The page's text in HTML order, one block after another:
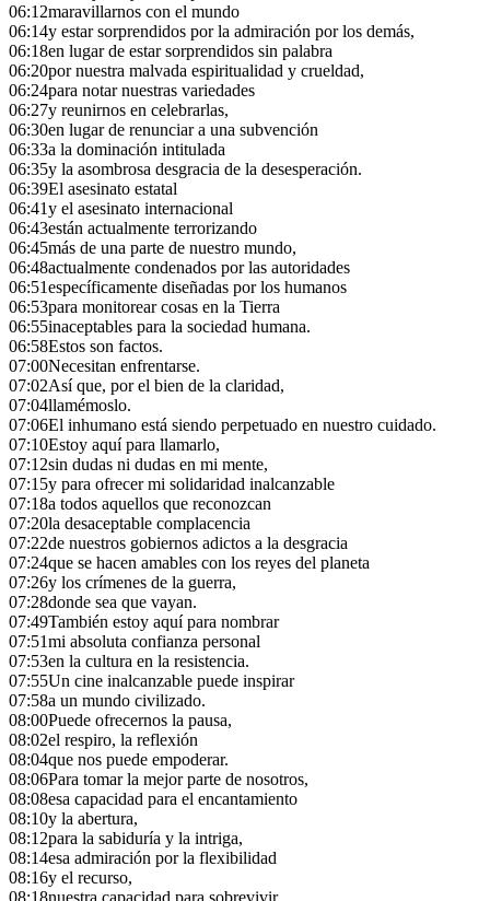
06:12maravillarnos con el mundo
06:14y estar sorprendidos por la admiración por los demás,
06:18en lugar de estar sorprendidos sin palabra
06:20por nuestra malvada espiritualidad y crueldad,
06:24para notar nuestras variedades
06:27y reunirnos en celebrarlas,
06:30en lugar de renunciar a una subvención
06:33a la dominación intitulada
06:35y la asombrosa desgracia de la desesperación.
06:39El asesinato estatal
06:41y el asesinato internacional
06:43están actualmente terrorizando
06:45más de una parte de nuestro mundo,
06:48actualmente condenados por las autoridades
06:51específicamente diseñadas por los humanos
06:53para monitorear cosas en la Tierra
06:55inaceptables para la sociedad humana.
06:58Estos son factos.
07:00Necesitan enfrentarse.
07:02Así que, por el bien de la claridad,
07:04llamémoslo.
07:06El inhumano está siendo perpetuado en nuestro cuidado.
07:10Estoy aquí para llamarlo,
07:12sin dudas ni dudas en mi mente,
07:15y para ofrecer mi solidaridad inalcanzable
07:18a todos aquellos que reconozcan
07:20la desaceptable complacencia
07:22de nuestros gobiernos adictos a la desgracia
07:24que se hacen amables con los reyes del planeta
07:26y los crímenes de la guerra,
07:28donde sea que vayan.
07:49También estoy aquí para nombrar
07:51mi absoluta confianza personal
07:53en la cultura en la resistencia.
07:55Un cine inalcanzable puede inspirar
07:58a un mundo civilizado.
08:00Puede ofrecernos la pausa,
08:02el respiro, la reflexión
08:04que nos puede empoderar.
08:06Para tomar la mejor parte de nosotros,
08:08esa capacidad para el encantamiento
08:10y la abertura,
08:12para la sabiduría y la intriga,
08:14esa admiración por la flexibilidad
08:16y el recurso,